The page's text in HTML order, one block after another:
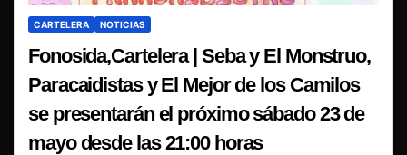
CARTELERA NOTICIAS
Fonosida,Cartelera | Seba y El Monstruo,
Paracaidistas y El Mejor de los Camilos
se presentarán el próximo sábado 23 de
mayo desde las 21:00 horas